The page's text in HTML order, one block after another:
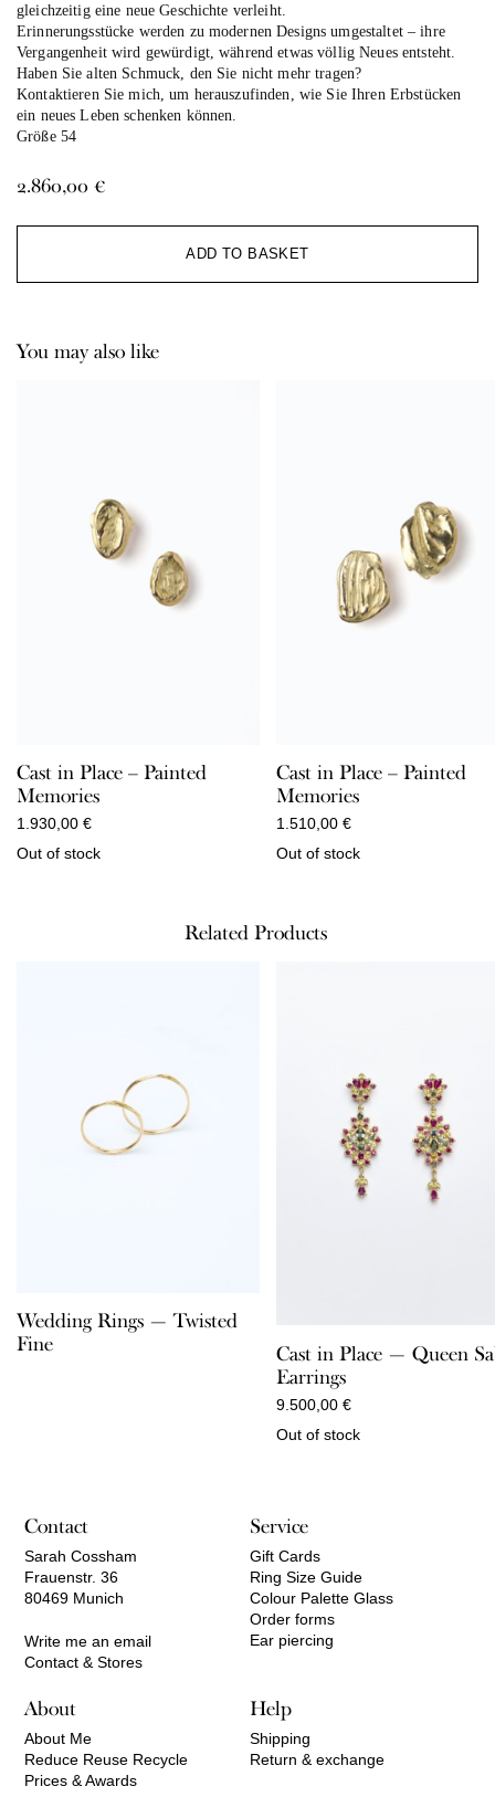
gleichzeitig eine neue Geschichte verleiht.
Erinnerungsstücke werden zu modernen Designs umgestaltet – ihre
Vergangenheit wird gewürdigt, während etwas völlig Neues entsteht.
Haben Sie alten Schmuck, den Sie nicht mehr tragen?
Kontaktieren Sie mich, um herauszufinden, wie Sie Ihren Erbstücken
ein neues Leben schenken können.
Größe 54
2.860,00 €
ADD TO BASKET
You may also like
Cast in Place – Painted
Memories
1.930,00 €
Out of stock
Cast in Place – Painted
Memories
1.510,00 €
Out of stock
Related Products
Wedding Rings — Twisted
Fine
Cast in Place — Queen
Earrings
9.500,00 €
Out of stock
Contact
Sarah Cossham
Frauenstr. 36
80469 Munich
Write me an email
Contact & Stores
Service
Gift Cards
Ring Size Guide
Colour Palette Glass
Order forms
Ear piercing
About
About Me
Reduce Reuse Recycle
Prices & Awards
Help
Shipping
Return & exchange